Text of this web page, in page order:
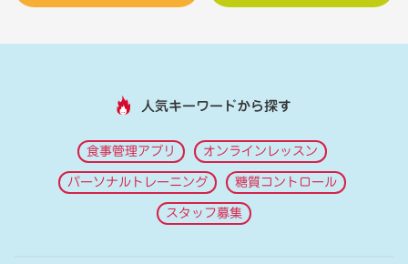
人気キーワードから探す
食事管理アプリ オンラインレッスン
パーソナルトレーニング 糖質コントロール
スタッフ募集